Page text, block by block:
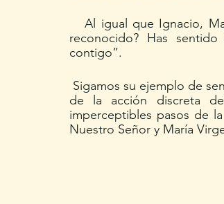
   Al igual que Ignacio, María está presente en cada momento de nuestras vidas ¿La has
reconocido? Has
contigo”.
de la acción discreta
imperceptibles pasos de
Nuestro Señor y María